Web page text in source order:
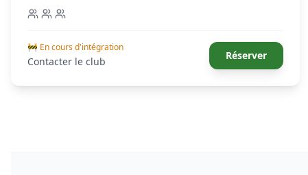
🚧 En cours d'intégration
Contacter le club Réserver